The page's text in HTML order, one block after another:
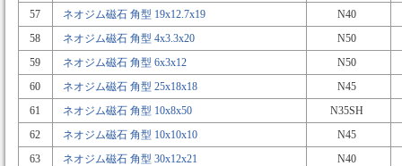
57
ネオジム磁石 角型 19x12.7x19
N40
58
ネオジム磁石 角型 4x3.3x20
N50
59
ネオジム磁石 角型 6x3x12
N50
60
ネオジム磁石 角型 25x18x18
N45
61
ネオジム磁石 角型 10x8x50
N35SH
62
ネオジム磁石 角型 10x10x10
N45
63
ネオジム磁石 角型 30x12x21
N40